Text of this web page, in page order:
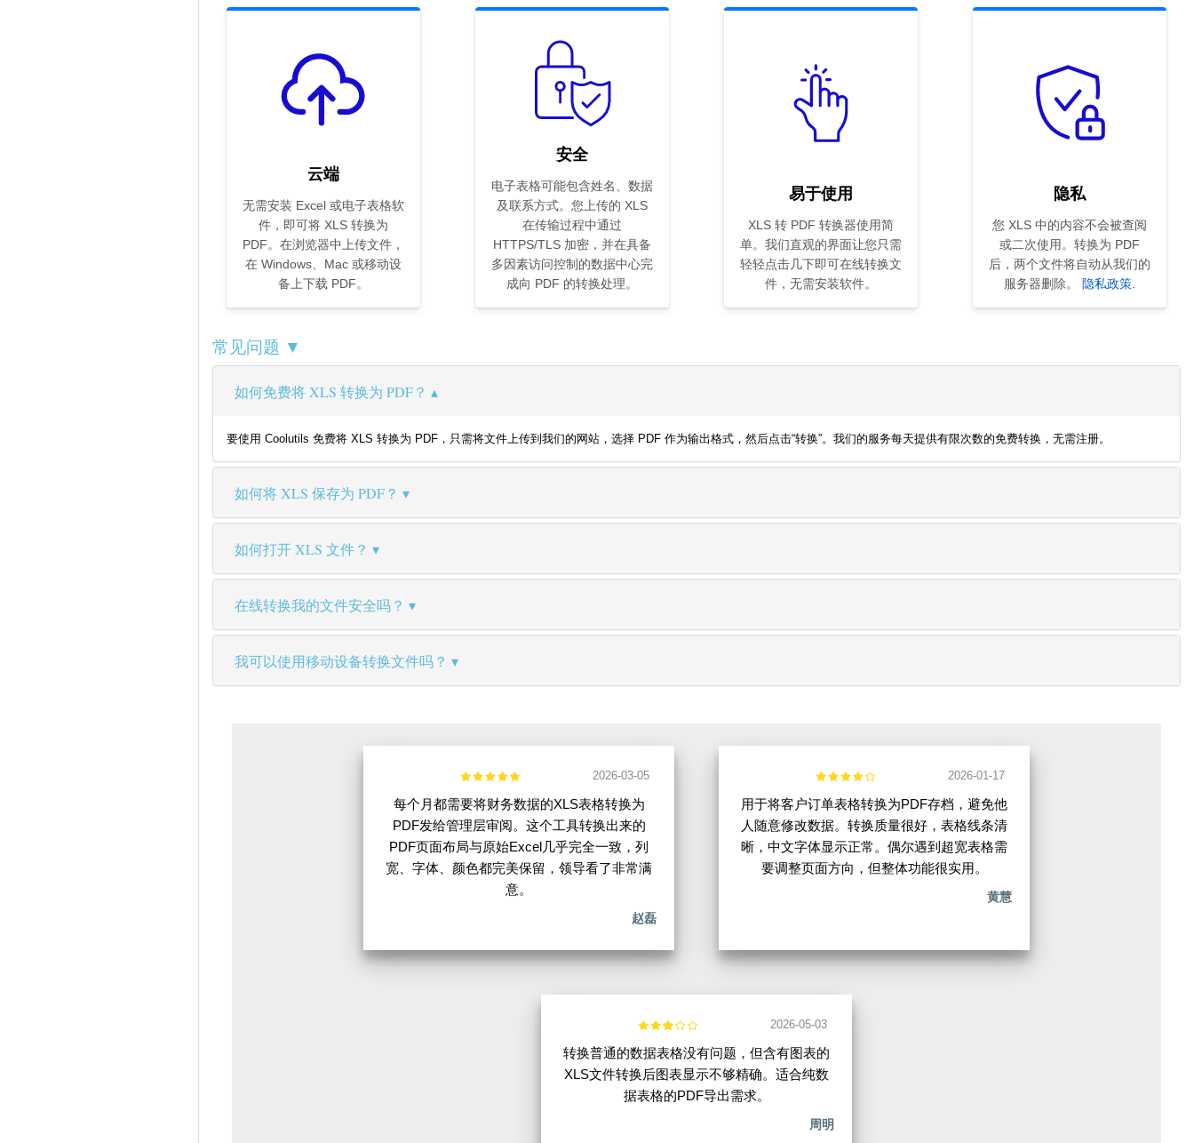
云端
无需安装 Excel 或电子表格软
件，即可将 XLS 转换为
PDF。在浏览器中上传文件，
在 Windows、Mac 或移动设
备上下载 PDF。
安全
电子表格可能包含姓名、数据
及联系方式。您上传的 XLS
在传输过程中通过
HTTPS/TLS 加密，并在具备
多因素访问控制的数据中心完
成向 PDF 的转换处理。
易于使用
XLS 转 PDF 转换器使用简
单。我们直观的界面让您只需
轻轻点击几下即可在线转换文
件，无需安装软件。
隐私
您 XLS 中的内容不会被查阅
或二次使用。转换为 PDF
后，两个文件将自动从我们的
服务器删除。
隐私政策
常见问题 ▼
如何免费将 XLS 转换为 PDF？
要使用 Coolutils 免费将 XLS 转换为 PDF，只需将文件上传到我们的网站，选择 PDF 作为输出格式，然后点击“转换”。我们的服务每天提供有限次数的免费转换，无需注册。
如何将 XLS 保存为 PDF？
如何打开 XLS 文件？
在线转换我的文件安全吗？
我可以使用移动设备转换文件吗？
2026-03-05
每个月都需要将财务数据的XLS表格转换为
PDF发给管理层审阅。这个工具转换出来的
PDF页面布局与原始Excel几乎完全一致，列
宽、字体、颜色都完美保留，领导看了非常满
意。
赵磊
2026-01-17
用于将客户订单表格转换为PDF存档，避免他
人随意修改数据。转换质量很好，表格线条清
晰，中文字体显示正常。偶尔遇到超宽表格需
要调整页面方向，但整体功能很实用。
黄慧
2026-05-03
转换普通的数据表格没有问题，但含有图表的
XLS文件转换后图表显示不够精确。适合纯数
据表格的PDF导出需求。
周明